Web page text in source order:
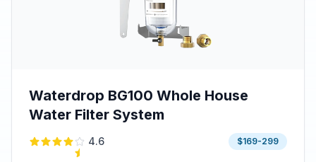
Waterdrop BG100 Whole House
Water Filter System
4.6 $169-299